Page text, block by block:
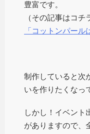
豊富です。
（その記事はコチ
「コットンパール
制作していると次
いを作りたくなっ
しかし！イベント
がありますので、